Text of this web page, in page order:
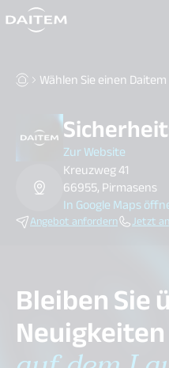
search.label
Wählen Sie einen
Zur Website
Kreuzweg 41
66955, Pirmasens
In Google Maps
Angebot anfordern Jetzt
Bleiben Sie